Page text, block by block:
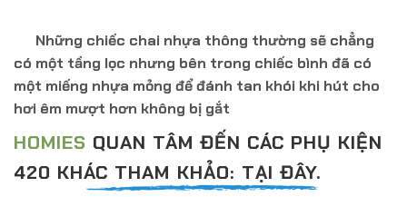
Những chiếc chai nhựa thông thường sẽ chẳng
có một tầng lọc nhưng bên trong chiếc bình đã có
một miếng nhựa mỏng để đánh tan khói khi hút cho
hơi êm mượt hơn không bị gắt
HOMIES QUAN TÂM ĐẾN CÁC PHỤ KIỆN
420 KHÁC THAM KHẢO: TẠI ĐÂY.